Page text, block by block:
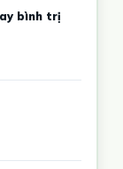
bình trị